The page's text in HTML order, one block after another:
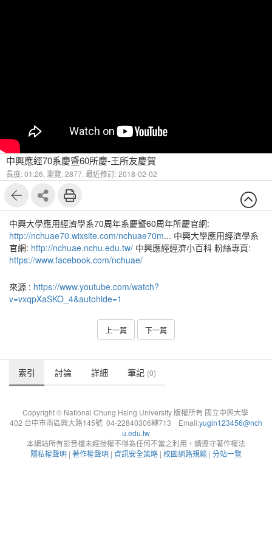
中興應經70系慶暨60所慶-王所友慶賀
長度: 01:26, 瀏覽: 2877, 最近修訂: 2018-02-02
中興大學應用經濟學系70周年系慶暨60周年所慶官網:
http://nchuae70.wixsite.com/nchuae70m... 中興大學應用經濟學系
官網: http://nchuae.nchu.edu.tw/ 中興應經經濟小百科 粉絲專頁:
https://www.facebook.com/nchuae/
來源 : https://www.youtube.com/watch?
v=vxqpXaSKO_4&autohide=1
上一篇 下一篇
索引 討論 詳細 筆記 (0)
Copyright © National Chung Hsing University 版權所有 國立中興大學
402 台中市南區興大路145號 04-22840306轉713 Email:yugin123456@nch
u.edu.tw
本網站所有影音檔未經授權不得為任何不當之利用，請遵守著作權法
隱私權聲明 | 著作權聲明 | 資訊安全策略 | 校園網路規範 | 分站一覽